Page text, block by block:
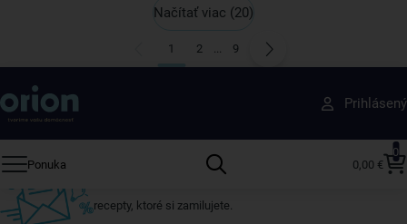
Načítať viac (20)
1 2 ... 9
Prihlásený
Ponuka
0
0,00 €
Získajte rady, recepty a tipy na zľavy skôr ako
ktokoľvek iný
Prihláste sa k odberu nášho newslettera.
recepty, ktoré si zamilujete.